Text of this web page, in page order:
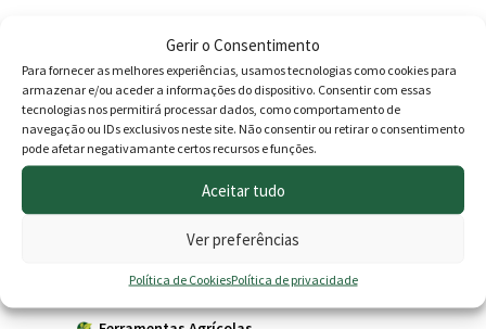
Gerir o Consentimento
Para fornecer as melhores experiências, usamos tecnologias como cookies para
armazenar e/ou aceder a informações do dispositivo. Consentir com essas
tecnologias nos permitirá processar dados, como comportamento de
navegação ou IDs exclusivos neste site. Não consentir ou retirar o consentimento
pode afetar negativamante certos recursos e funções.
Aceitar tudo
Ver preferências
Política de CookiesPolítica de privacidade
169.00 €.
Produtos
Agricultura
Horta
Adubadores
Carros de mão